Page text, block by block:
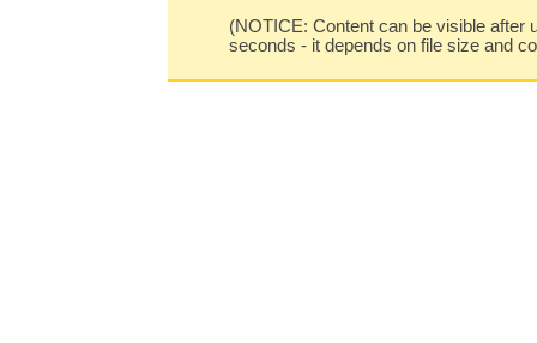
(NOTICE: Content can be visible after
seconds - it depends on file size and